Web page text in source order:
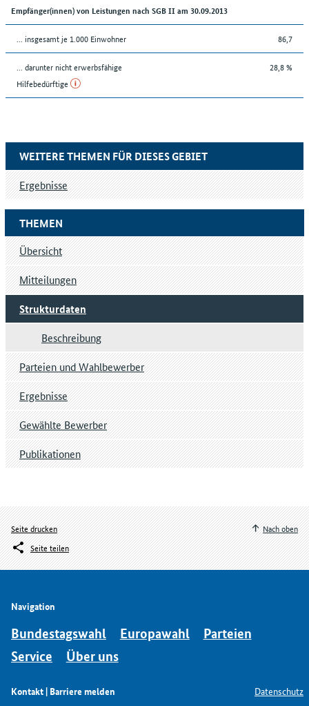
Empfänger(innen) von Leistungen nach SGB II am 30.09.2013
... insgesamt je 1.000 Einwohner 86,7
... darunter nicht erwerbsfähige
Hilfebedürftige
28,8 %
THEMEN
Übersicht
Mitteilungen
Strukturdaten
Beschreibung
Parteien und Wahlbewerber
Ergebnisse
Gewählte Bewerber
Publikationen
WEITERE THEMEN FÜR DIESES GEBIET
Ergebnisse
Seite drucken
Seite teilen
Nach oben
Navigation
Bundestagswahl Europawahl
Parteien
Service
Über uns
Kontakt | Barriere melden
Datenschutz